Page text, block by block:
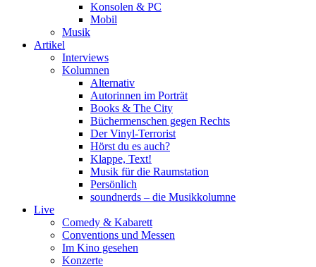
Konsolen & PC
Mobil
Musik
Artikel
Interviews
Kolumnen
Alternativ
Autorinnen im Porträt
Books & The City
Büchermenschen gegen Rechts
Der Vinyl-Terrorist
Hörst du es auch?
Klappe, Text!
Musik für die Raumstation
Persönlich
soundnerds – die Musikkolumne
Live
Comedy & Kabarett
Conventions und Messen
Im Kino gesehen
Konzerte